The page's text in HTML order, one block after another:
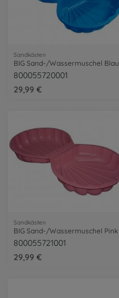
Sandkästen
BIG Sand-/Wassermuschel Blau
800055720001
29,99 €
Sandkästen
BIG Sand-/Wassermuschel Pink
800055721001
29,99 €